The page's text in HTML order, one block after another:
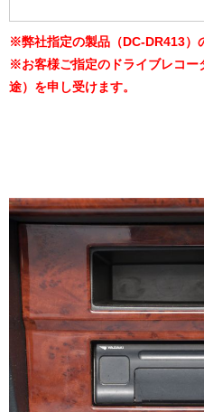
※弊社指定の製品（DC-DR413）
※お客様ご指定のドライブレコー
途）を申し受けます。